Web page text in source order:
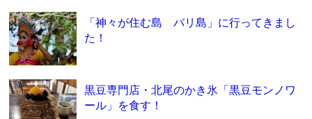
「神々が住む島 バリ島」に行ってきまし
た！
黒豆専門店・北尾のかき氷「黒豆モンノワ
ール」を食す！